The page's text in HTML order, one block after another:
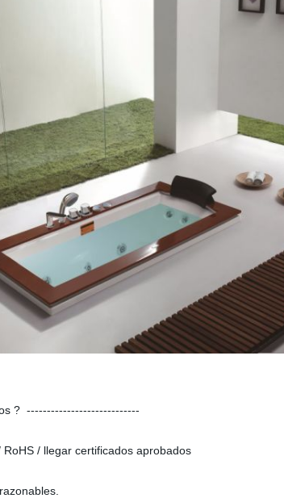
? ----------------------------
/ llegar certificados aprobados